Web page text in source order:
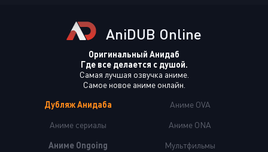
AniDUB Online
Оригинальный Анидаб
Где все делается с душой.
Самая лучшая озвучка аниме.
Самое новое аниме онлайн.
Дубляж Анидаба
Аниме сериалы
Аниме Ongoing
Аниме OVA
Аниме ONA
Мультфильмы